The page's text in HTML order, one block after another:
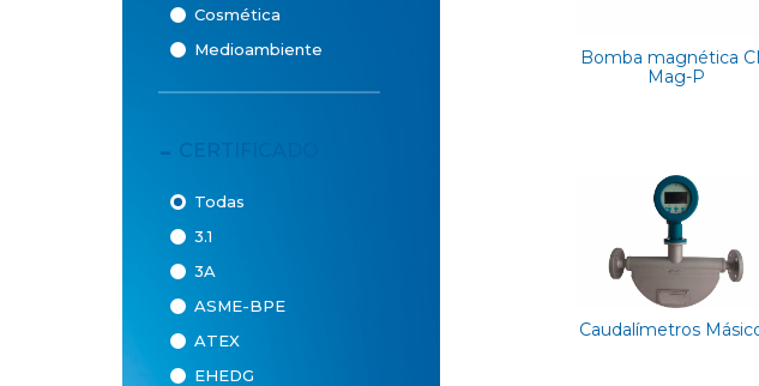
Cosmética
Medioambiente
- CERTIFICADO
Todas
3.1
3A
ASME-BPE
ATEX
EHEDG
Bomba magnética
Mag-P
Caudalímetros